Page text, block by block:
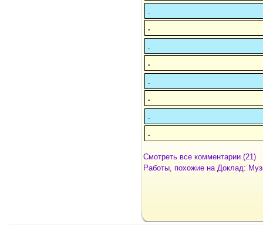
.
.
.
.
Смотреть все комментарии (21)
Работы, похожие на Доклад: